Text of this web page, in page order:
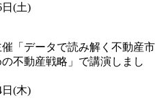
日(土)
「データで読み解く不動産市
不動産戦略」で講演しまし
日(木)